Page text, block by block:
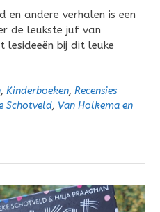
andere verhalen is een
de leukste juf van
lesideeën bij dit leuke
, Kinderboeken, Recensies
Schotveld, Van Holkema en